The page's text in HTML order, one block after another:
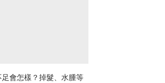
會怎樣？掉髮、水腫等